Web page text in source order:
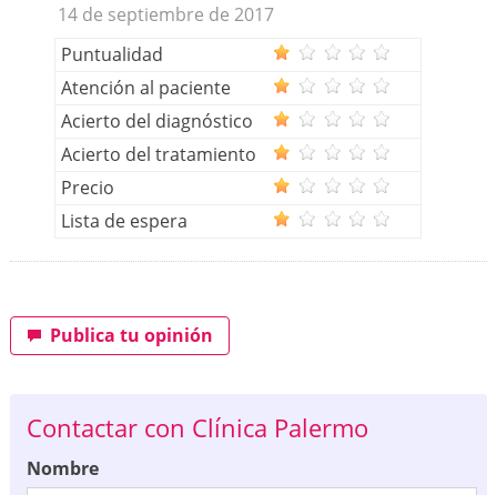
14 de septiembre de 2017
Puntualidad
Atención al paciente
Acierto del diagnóstico
Acierto del tratamiento
Precio
Lista de espera
Publica tu opinión
Contactar con Clínica Palermo
Nombre